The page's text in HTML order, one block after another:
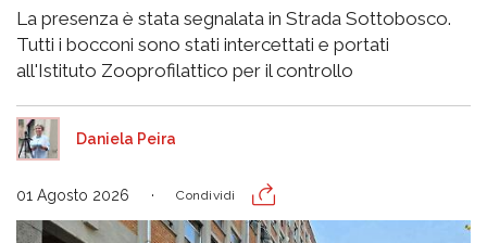
La presenza è stata segnalata in Strada Sottobosco.
Tutti i bocconi sono stati intercettati e portati
all'Istituto Zooprofilattico per il controllo
Daniela Peira
01 Agosto 2026 Condividi